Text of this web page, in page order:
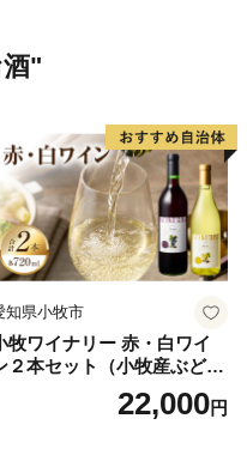
"
知県小牧市
牧ワイナリー 赤・白ワイ
２本セット（小牧産ぶどう
22,000円